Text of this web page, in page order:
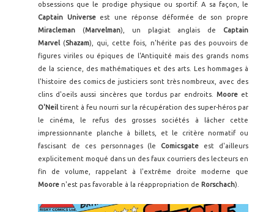
obsessions que le prodige physique ou sportif. A sa façon, le
Captain Universeest une réponse déformée de son propre
Miracleman (Marvelman), un plagiat anglais de Captain
Marvel (Shazam), qui, cette fois, n'hérite pas des pouvoirs de
figures viriles ou épiques de l'Antiquité mais des grands noms
de la science, des mathématiques et des arts. Les hommages à
l'histoire des comics de justiciers sont très nombreux, avec des
clins d'oeils aussi sincères que tordus par endroits. Mooreet
O'Neil tirent à feu nourri sur la récupération des super-héros par
le cinéma, le refus des grosses sociétés à lâcher cette
impressionnante planche à billets, et le critère normatif ou
fascisant de ces personnages (le Comicsgate est d'ailleurs
explicitement moqué dans un des faux courriers des lecteurs en
fin de volume, rappelant à l'extrême droite moderne que
Moore n'est pas favorable à la réappropriation de Rorschach).